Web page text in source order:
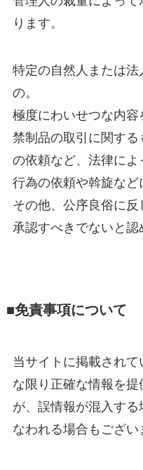
ります。
特定の自然人または
の。
極度にわいせつな内容
禁制品の取引に関す
の依頼など、法律によ
行為の依頼や斡旋など
その他、公序良俗に
承認すべきでないと認
■免責事項について
当サイトに掲載され
な限り正確な情報を
が、誤情報が混入す
なわれる場合もござい